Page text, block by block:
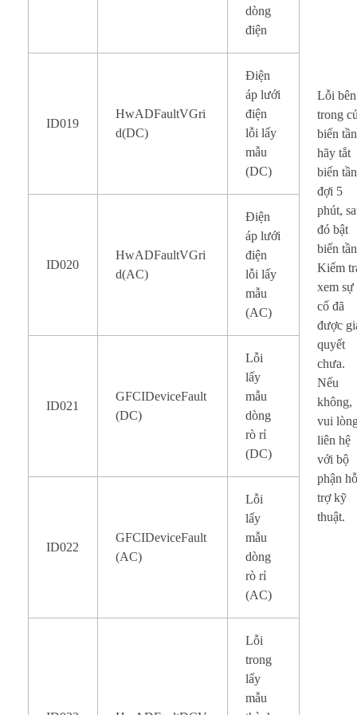
Lỗi bên
trong
biến
hãy tắt
biến
đợi 5
phút,
đó bật
biến
Kiểm
xem sự
cố đã
được
quyết
chưa.
Nếu
không,
vui
liên hệ
với bộ
phận
trợ kỹ
thuật.
dòng
điện
ID019
HwADFaultVGri
d(DC)
Điện
áp lưới
điện
lỗi lấy
mẫu
(DC)
ID020
HwADFaultVGri
d(AC)
Điện
áp lưới
điện
lỗi lấy
mẫu
(AC)
ID021
GFCIDeviceFault
(DC)
Lỗi
lấy
mẫu
dòng
rò rỉ
(DC)
ID022
GFCIDeviceFault
(AC)
Lỗi
lấy
mẫu
dòng
rò rỉ
(AC)
Lỗi
trong
lấy
mẫu